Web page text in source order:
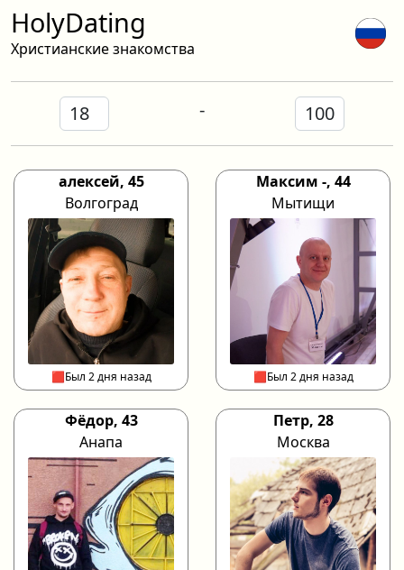
HolyDating
Христианские знакомства
-
алексей, 45
Волгоград
🟥Был 2 дня назад
Максим -, 44
Мытищи
🟥Был 2 дня назад
Фёдор, 43
Анапа
Петр, 28
Москва